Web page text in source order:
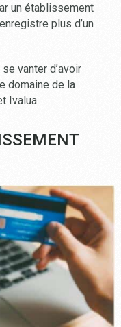
un établissement
plus d’un
vanter d’avoir
domaine de la
Ivalua.